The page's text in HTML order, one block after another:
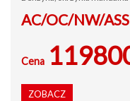
AC/OC/NW/
Cena
ZOBACZ